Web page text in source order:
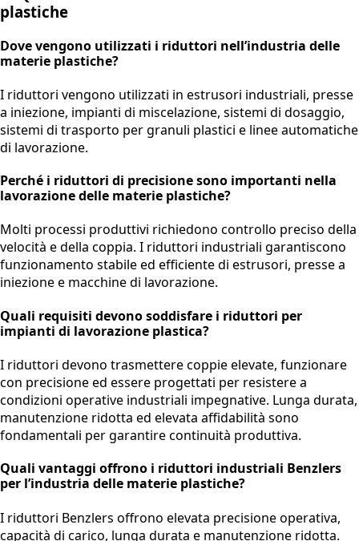
plastiche
Dove vengono utilizzati i riduttori nell’industria delle
materie plastiche?
I riduttori vengono utilizzati in estrusori industriali, presse
a iniezione, impianti di miscelazione, sistemi di dosaggio,
sistemi di trasporto per granuli plastici e linee automatiche
di lavorazione.
Perché i riduttori di precisione sono importanti nella
lavorazione delle materie plastiche?
Molti processi produttivi richiedono controllo preciso della
velocità e della coppia. I riduttori industriali garantiscono
funzionamento stabile ed efficiente di estrusori, presse a
iniezione e macchine di lavorazione.
Quali requisiti devono soddisfare i riduttori per
impianti di lavorazione plastica?
I riduttori devono trasmettere coppie elevate, funzionare
con precisione ed essere progettati per resistere a
condizioni operative industriali impegnative. Lunga durata,
manutenzione ridotta ed elevata affidabilità sono
fondamentali per garantire continuità produttiva.
Quali vantaggi offrono i riduttori industriali Benzlers
per l’industria delle materie plastiche?
I riduttori Benzlers offrono elevata precisione operativa,
capacità di carico, lunga durata e manutenzione ridotta.